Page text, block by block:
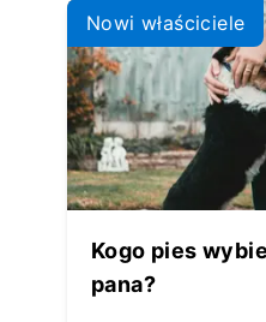
Nowi właściciele
Kogo pies
pana?